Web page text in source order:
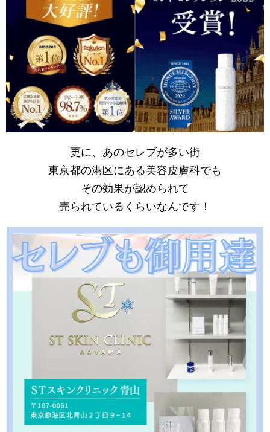
更に、あのセレブが多い街
東京都の港区にある美容皮膚科でも
その効果が認められて
売られているくらいなんです！